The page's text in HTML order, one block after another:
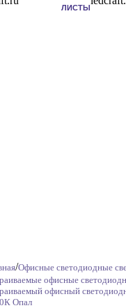
ЛИСТЫ
/Офисные светодиодные
офисные
офисный
Опал